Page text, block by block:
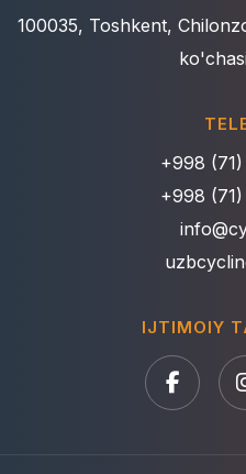
100035, Toshkent,
+998
+998
IJTIMOIY